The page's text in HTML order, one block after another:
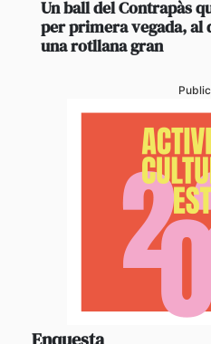
Un ball del Contrapàs
per primera vegada, al
una rotllana gran